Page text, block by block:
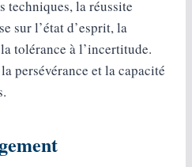
techniques, la réussite
sur l’état d’esprit, la
tolérance à l’incertitude.
persévérance et la capacité